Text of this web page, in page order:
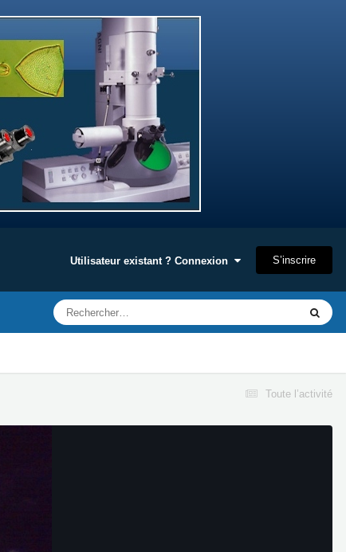
Utilisateur existant ? Connexion S’inscrire
Toute l’activité